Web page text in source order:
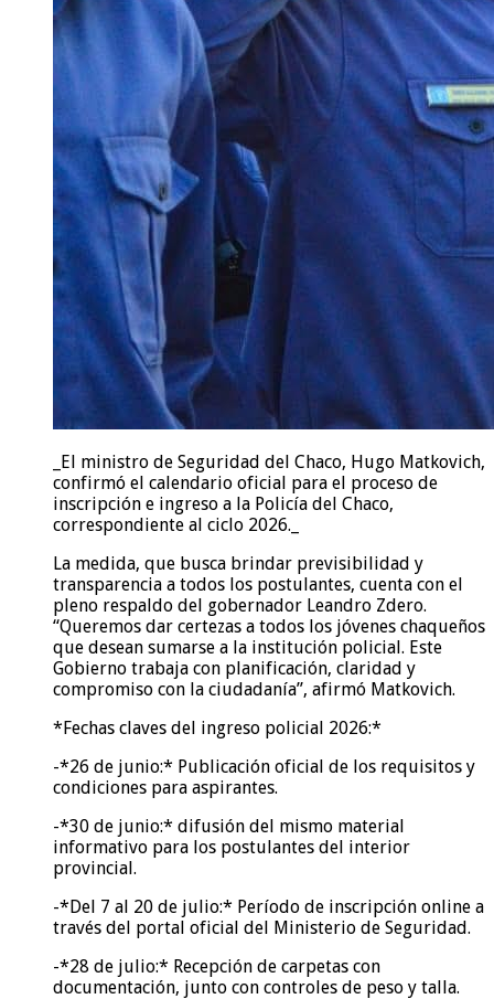
_El ministro de Seguridad del Chaco, Hugo Matkovich,
confirmó el calendario oficial para el proceso de
inscripción e ingreso a la Policía del Chaco,
correspondiente al ciclo 2026._
La medida, que busca brindar previsibilidad y
transparencia a todos los postulantes, cuenta con el
pleno respaldo del gobernador Leandro Zdero.
“Queremos dar certezas a todos los jóvenes chaqueños
que desean sumarse a la institución policial. Este
Gobierno trabaja con planificación, claridad y
compromiso con la ciudadanía”, afirmó Matkovich.
*Fechas claves del ingreso policial 2026:*
-*26 de junio:* Publicación oficial de los requisitos y
condiciones para aspirantes.
-*30 de junio:* difusión del mismo material
informativo para los postulantes del interior
provincial.
-*Del 7 al 20 de julio:* Período de inscripción online a
través del portal oficial del Ministerio de Seguridad.
-*28 de julio:* Recepción de carpetas con
documentación, junto con controles de peso y talla.